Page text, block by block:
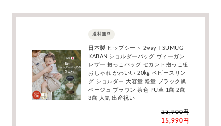
送料無料
日本製 ヒップシート 2way TSUMUGI
KABAN ショルダーバッグ ヴィーガン
レザー 抱っこバッグ セカンド抱っこ紐
おしゃれ かわいい 20kg ベビースリン
グ ショルダー 大容量 軽量 ブラック黒
ベージュ ブラウン 茶色 PU革 1歳 2歳
3歳 人気 出産祝い
23,900円
15,990円